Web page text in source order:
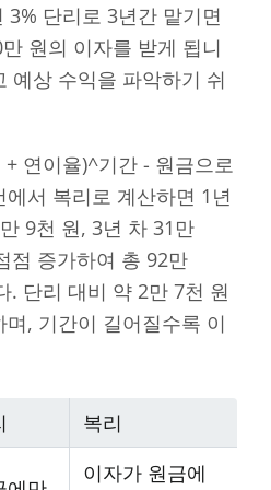
단리로 3년간 맡기면
원의 이자를 받게 됩니
예상 수익을 파악하기 쉬
연이율)^기간 - 원금으로
서 복리로 계산하면 1년
9천 원, 3년 차 31만
점 증가하여 총 92만
. 단리 대비 약 2만 7천 원
, 기간이 길어질수록 이
복리
이자가 원금에